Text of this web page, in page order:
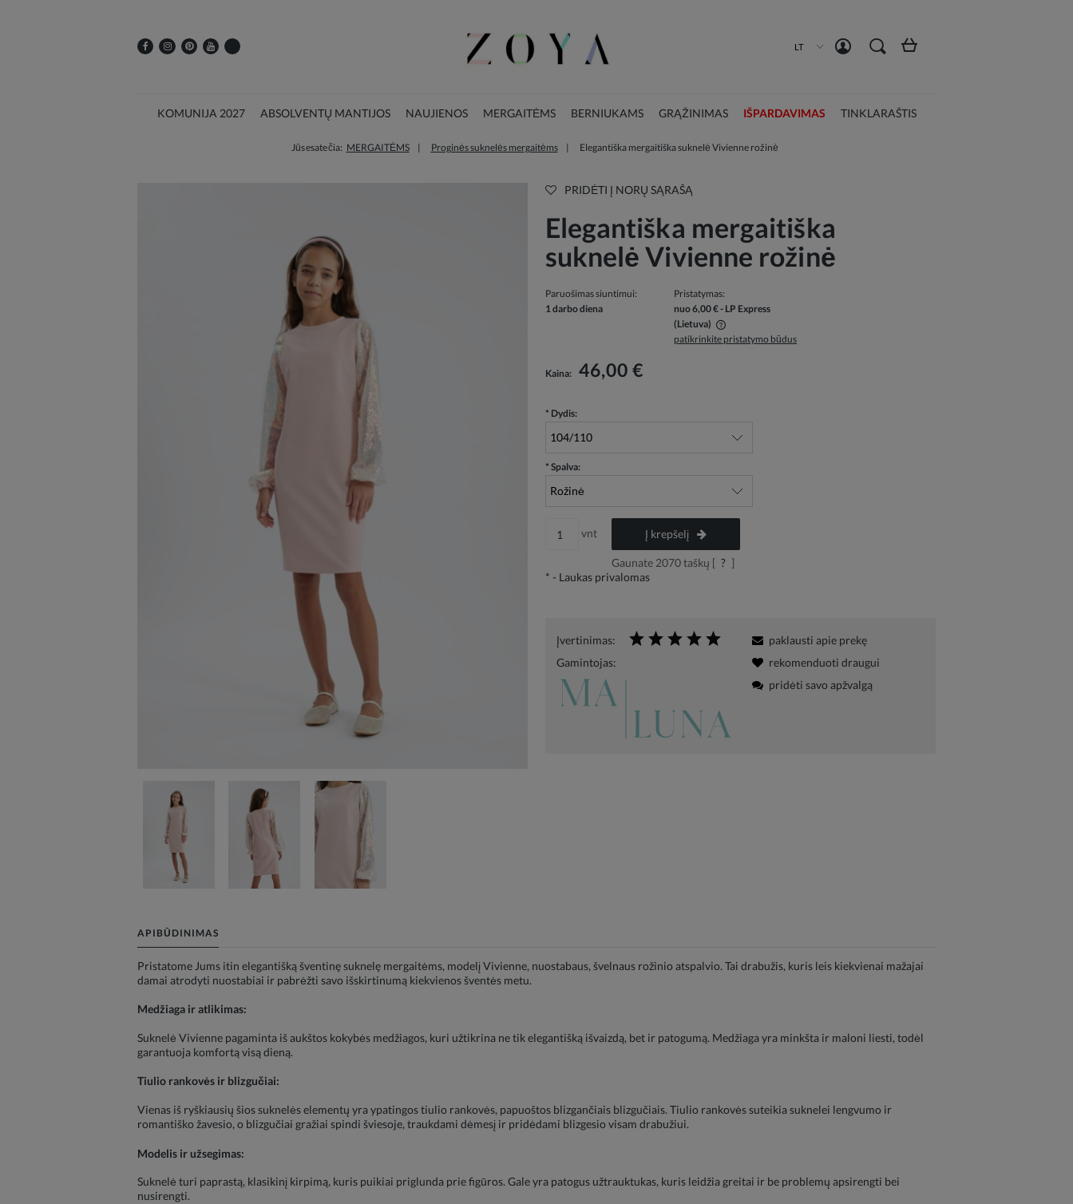
LT
KOMUNIJA 2027 ABSOLVENTŲ MANTIJOS NAUJIENOS MERGAITĖMS BERNIUKAMS GRĄŽINIMAS IŠPARDAVIMAS TINKLARAŠTIS
Jūs esate čia: MERGAITĖMS Proginės suknelės mergaitėms Elegantiška mergaitiška suknelė Vivienne rožinė
PRIDĖTI Į NORŲ SĄRAŠĄ
Elegantiška mergaitiška
suknelė Vivienne rožinė
Paruošimas siuntimui:
1 darbo diena
Pristatymas:
nuo 6,00 €- LP Express
(Lietuva)
išlaidos
patikrinkite pristatymo būdus
Kaina: 46,00 €
* Dydis:
* Spalva:
vnt Į krepšelį
Gaunate 2070taškų [ ? ]
* - Laukas privalomas
Įvertinimas:
Gamintojas:
paklausti apie prekę
rekomenduoti draugui
pridėti savo apžvalgą
APIBŪDINIMAS
Pristatome Jums itin elegantišką šventinę suknelę mergaitėms, modelį Vivienne, nuostabaus, švelnaus rožinio atspalvio. Tai drabužis, kuris leis kiekvienai mažajai
damai atrodyti nuostabiai ir pabrėžti savo išskirtinumą kiekvienos šventės metu.
Medžiaga ir atlikimas:
Suknelė Vivienne pagaminta iš aukštos kokybės medžiagos, kuri užtikrina ne tik elegantišką išvaizdą, bet ir patogumą. Medžiaga yra minkšta ir maloni liesti, todėl
garantuoja komfortą visą dieną.
Tiulio rankovės ir blizgučiai:
Vienas iš ryškiausių šios suknelės elementų yra ypatingos tiulio rankovės, papuoštos blizgančiais blizgučiais. Tiulio rankovės suteikia suknelei lengvumo ir
romantiško žavesio, o blizgučiai gražiai spindi šviesoje, traukdami dėmesį ir pridėdami blizgesio visam drabužiui.
Modelis ir užsegimas:
Suknelė turi paprastą, klasikinį kirpimą, kuris puikiai priglunda prie figūros. Gale yra patogus užtrauktukas, kuris leidžia greitai ir be problemų apsirengti bei
nusirengti.